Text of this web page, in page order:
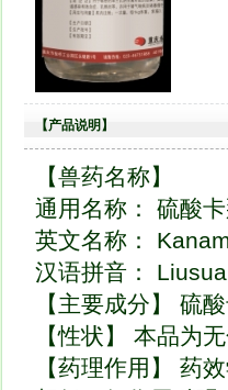
【产品说明】
【兽药名称】
通用名称： 硫酸
英文名称：
汉语拼音：
【主要成分】 硫
【性状】 本品为
【药理作用】 药